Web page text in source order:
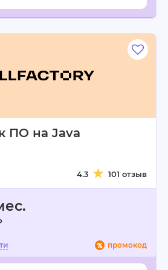
ПО на Java
4.3 101 отзыв
промокод